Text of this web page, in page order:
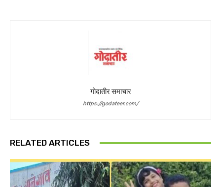
गोदातीर समाचार
https://godateer.com/
RELATED ARTICLES